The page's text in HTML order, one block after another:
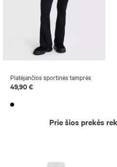
Platėjančios sportinės tamprės
49,90 €
Prie šios prekės